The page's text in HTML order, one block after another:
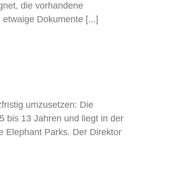
die vorhandene
Dokumente [...]
umzusetzen: Die
bis 13 Jahren und liegt in der
Elephant Parks. Der Direktor